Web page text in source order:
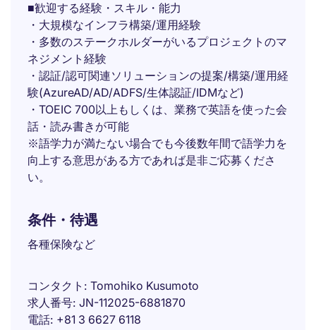
■歓迎する経験・スキル・能力
・大規模なインフラ構築/運用経験
・多数のステークホルダーがいるプロジェクトのマ
ネジメント経験
・認証/認可関連ソリューションの提案/構築/運用経
験(AzureAD/AD/ADFS/生体認証/IDMなど)
・TOEIC 700以上もしくは、業務で英語を使った会
話・読み書きが可能
※語学力が満たない場合でも今後数年間で語学力を
向上する意思がある方であれば是非ご応募くださ
い。
条件・待遇
各種保険など
コンタクト
Tomohiko Kusumoto
求人番号 JN-112025-6881870
電話 +81 3 6627 6118